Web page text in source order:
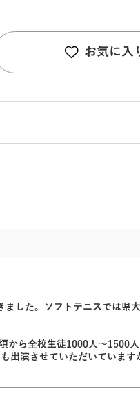
お気に入
した。ソフトテニスでは県
から全校生徒1000人〜1500
出演させていただいています